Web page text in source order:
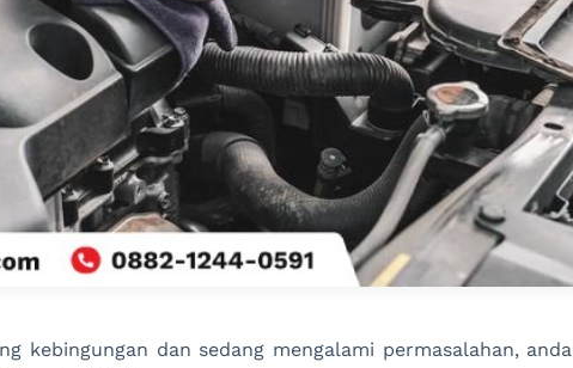
kebingungan dan sedang mengalami permasalahan, anda